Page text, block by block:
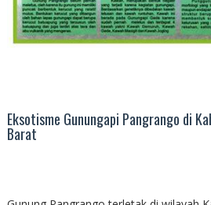
Eksotisme Gunungapi Pangrango di
Barat